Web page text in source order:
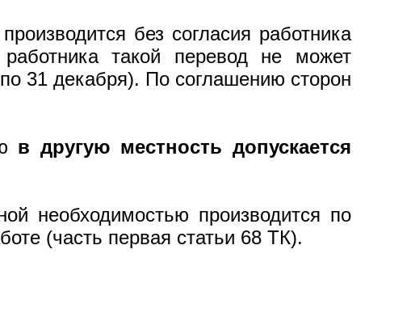
без согласия работника
такой перевод не может
31 декабря). По соглашению сторон
в другую местность допускается
необходимостью производится по
(часть первая статьи 68 ТК).